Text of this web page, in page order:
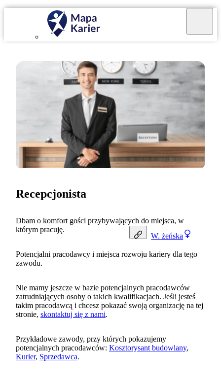
W. żeńska
Recepcjonista
Dbam o komfort gości przybywających do miejsca, w
którym pracuję.
Potencjalni pracodawcy i miejsca rozwoju kariery dla tego
zawodu.
Nie mamy jeszcze w bazie potencjalnych pracodawców
zatrudniających osoby o takich kwalifikacjach. Jeśli jesteś
takim pracodawcą i chcesz pokazać swoją organizację na tej
stronie, skontaktuj się z nami.
Przykładowe zawody, przy których pokazujemy
potencjalnych pracodawców: Kosztorysant budowlany,
Kurier, Sprzedawca.